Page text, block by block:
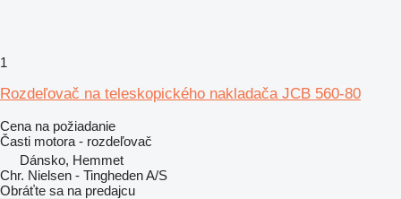
1
Rozdeľovač na teleskopického nakladača JCB 560-80
Cena na požiadanie
Časti motora - rozdeľovač
Dánsko, Hemmet
Chr. Nielsen - Tingheden A/S
Obráťte sa na predajcu